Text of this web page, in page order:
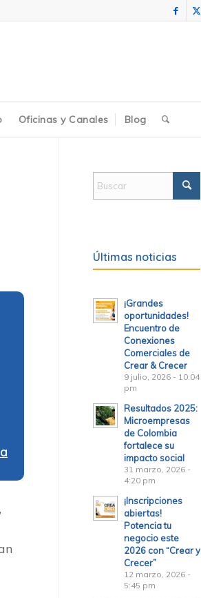
Oficinas y Canales Blog
Últimas noticias
¡Grandes
oportunidades!
Encuentro de
Conexiones
Comerciales de
Crear & Crecer
9 julio, 2026 - 10:04
pm
Resultados 2025:
Microempresas
de Colombia
fortalece su
impacto social
31 marzo, 2026 -
4:20 pm
¡Inscripciones
abiertas!
Potencia tu
negocio este
2026 con “Crear y
Crecer”
12 marzo, 2026 -
5:45 pm